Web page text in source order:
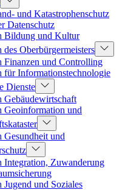
und Katastrophenschutz
Datenschutz
Bildung und Kultur
des Oberbürgermeisters
Finanzen und Controlling
für Informationstechnologie
Dienste
Gebäudewirtschaft
Geoinformation und
Gesundheit und
Integration, Zuwanderung
Jugend und Soziales